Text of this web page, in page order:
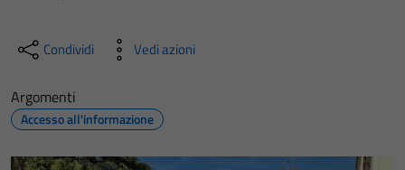
Condividi Vedi azioni
Argomenti
Accesso all'informazione